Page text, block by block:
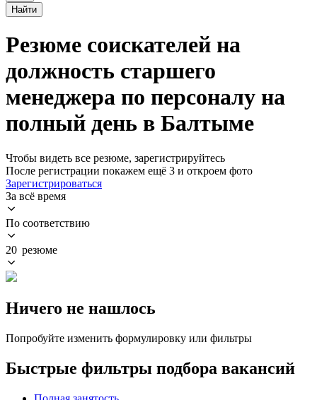
Найти
Резюме соискателей на
должность старшего
менеджера по персоналу на
полный день в Балтыме
Чтобы видеть все резюме, зарегистрируйтесь
После регистрации покажем ещё 3 и откроем фото
Зарегистрироваться
За всё время
По соответствию
20 резюме
Ничего не нашлось
Попробуйте изменить формулировку или фильтры
Быстрые фильтры подбора вакансий